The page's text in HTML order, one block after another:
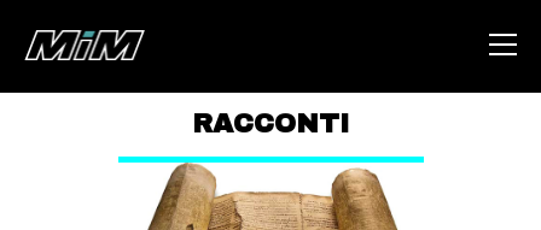
ABOUT
RACCONTI